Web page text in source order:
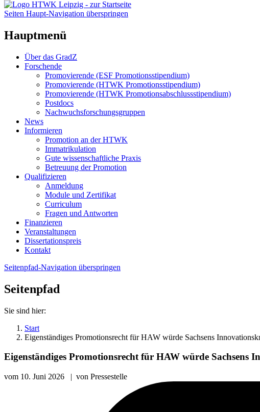
Seiten Haupt-Navigation überspringen
Hauptmenü
Über das GradZ
Forschende
Promovierende (ESF Promotionsstipendium)
Promovierende (HTWK Promotionsstipendium)
Promovierende (HTWK Promotionsabschlussstipendium)
Postdocs
Nachwuchsforschungsgruppen
News
Informieren
Promotion an der HTWK
Immatrikulation
Gute wissenschaftliche Praxis
Betreuung der Promotion
Qualifizieren
Anmeldung
Module und Zertifikat
Curriculum
Fragen und Antworten
Finanzieren
Veranstaltungen
Dissertationspreis
Kontakt
Seitenpfad-Navigation überspringen
Seitenpfad
Sie sind hier:
Start
Eigenständiges Promotionsrecht für HAW würde Sachsens
Eigenständiges Promotionsrecht für HAW würde Sachsens
vom 10. Juni 2026 | von Pressestelle